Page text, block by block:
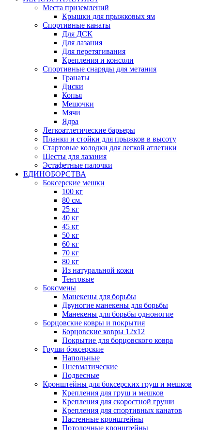
Места приземлений
Крышки для прыжковых ям
Спортивные канаты
Для ДСК
Для лазания
Для перетягивания
Крепления и консоли
Спортивные снаряды для метания
Гранаты
Диски
Копья
Мешочки
Мячи
Ядра
Легкоатлетические барьеры
Планки и стойки для прыжков в высоту
Стартовые колодки для легкой атлетики
Шесты для лазания
Эстафетные палочки
ЕДИНОБОРСТВА
Боксерские мешки
100 кг
80 см.
25 кг
40 кг
45 кг
50 кг
60 кг
70 кг
80 кг
Из натуральной кожи
Тентовые
Боксмены
Манекены для борьбы
Двуногие манекены для борьбы
Манекены для борьбы одноногие
Борцовские ковры и покрытия
Борцовские ковры 12х12
Покрытие для борцовского ковра
Груши боксерские
Напольные
Пневматические
Подвесные
Кронштейны для боксерских груш и мешков
Крепления для груш и мешков
Крепления для скоростной груши
Крепления для спортивных канатов
Настенные кронштейны
Потолочные кронштейны